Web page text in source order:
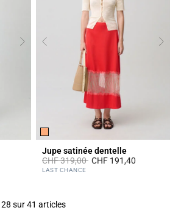
Jupe satinée dentelle
Prix réduit à partir de
CHF 319,00àCHF 191,40
3.5 out of 5 Customer Rating
LAST CHANCE
28 sur 41 articles